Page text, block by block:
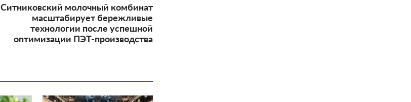
Ситниковский молочный комбинат
масштабирует бережливые
технологии после успешной
оптимизации ПЭТ-производства